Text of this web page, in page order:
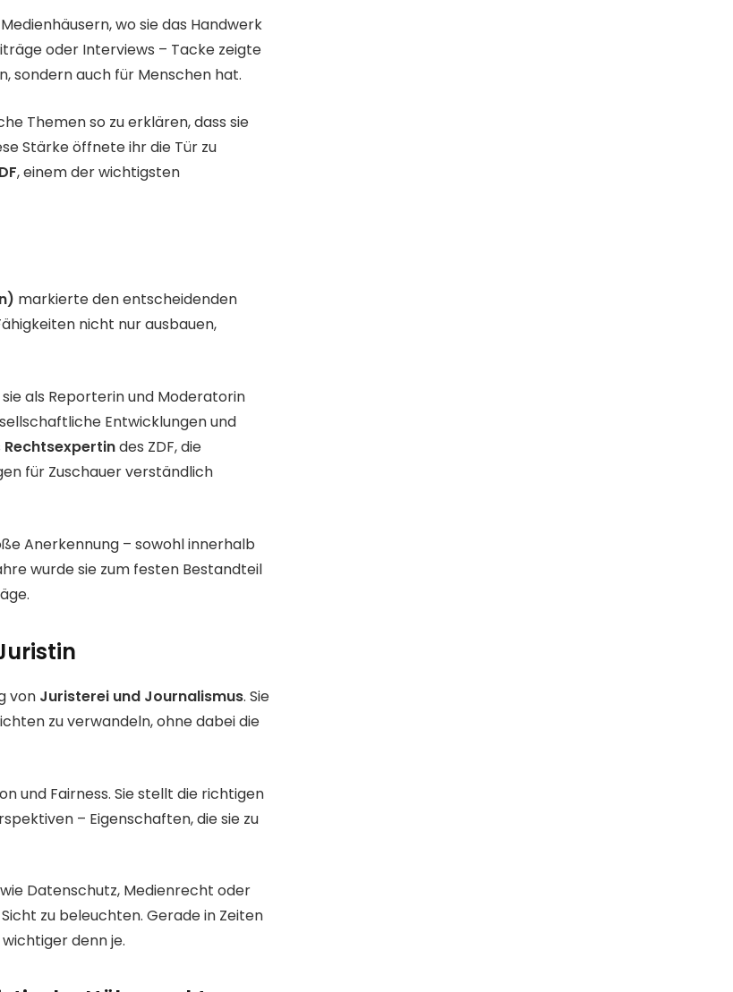
wo sie das Handwerk
oder Interviews – Tacke zeigte
sondern auch für Menschen hat.
Themen so zu erklären, dass sie
Stärke öffnete ihr die Tür zu
, einem der wichtigsten
markierte den entscheidenden
nicht nur ausbauen,
als Reporterin und Moderatorin
Entwicklungen und
Rechtsexpertindes ZDF, die
für Zuschauer verständlich
Anerkennung – sowohl innerhalb
wurde sie zum festen Bestandteil
von Juristerei und Journalismus. Sie
zu verwandeln, ohne dabei die
und Fairness. Sie stellt die richtigen
– Eigenschaften, die sie zu
Datenschutz, Medienrecht oder
zu beleuchten. Gerade in Zeiten
denn je.